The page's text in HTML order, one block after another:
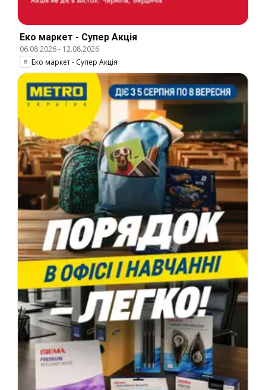
Еко маркет - Супер Акція
06.08.2026- 12.08.2026
Еко маркет - Супер Акція